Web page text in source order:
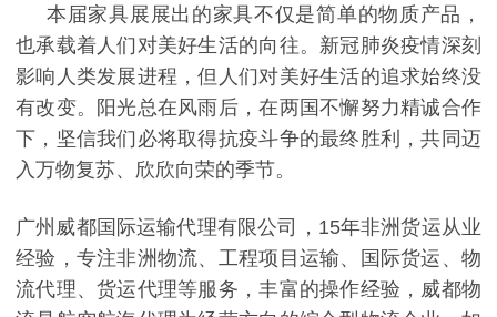
本届家具展展出的家具不仅是简单的物质产品，
也承载着人们对美好生活的向往。新冠肺炎疫情深刻
影响人类发展进程，但人们对美好生活的追求始终没
有改变。阳光总在风雨后，在两国不懈努力精诚合作
下，坚信我们必将取得抗疫斗争的最终胜利，共同迈
入万物复苏、欣欣向荣的季节。
广州威都国际运输代理有限公司，15年非洲货运从业
经验，专注非洲物流、工程项目运输、国际货运、物
流代理、货运代理等服务，丰富的操作经验，威都物